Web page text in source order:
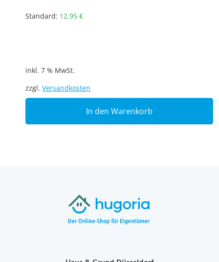
Standard: 12,95 €
inkl. 7 % MwSt.
zzgl. Versandkosten
In den Warenkorb